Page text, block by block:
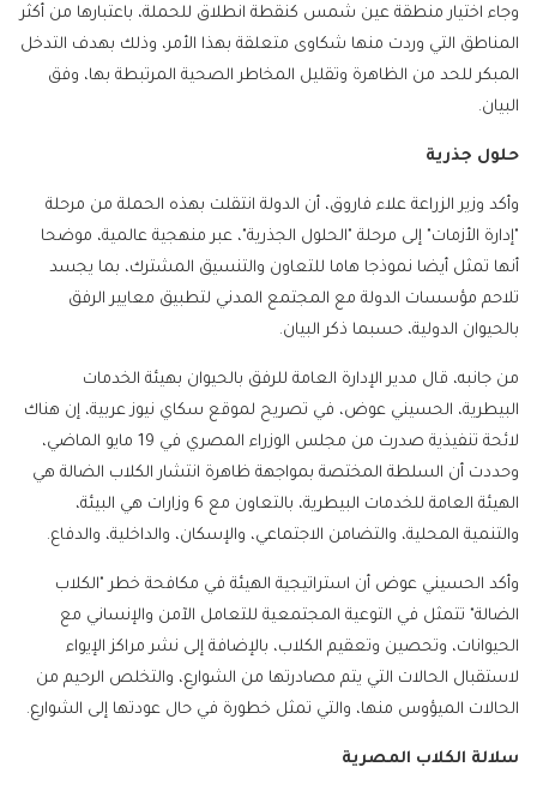
وجاء اختيار منطقة عين شمس كنقطة انطلاق للحملة، باعتبارها من أكثر
المناطق التي وردت منها شكاوى متعلقة بهذا الأمر، وذلك بهدف التدخل
المبكر للحد من الظاهرة وتقليل المخاطر الصحية المرتبطة بها، وفق
البيان.
حلول جذرية
وأكد وزير الزراعة علاء فاروق، أن الدولة انتقلت بهذه الحملة من مرحلة
"إدارة الأزمات" إلى مرحلة "الحلول الجذرية"، عبر منهجية عالمية، موضحا
أنها تمثل أيضا نموذجا هاما للتعاون والتنسيق المشترك، بما يجسد
تلاحم مؤسسات الدولة مع المجتمع المدني لتطبيق معايير الرفق
بالحيوان الدولية، حسبما ذكر البيان.
من جانبه، قال مدير الإدارة العامة للرفق بالحيوان بهيئة الخدمات
البيطرية، الحسيني عوض، في تصريح لموقع سكاي نيوز عربية، إن هناك
لائحة تنفيذية صدرت من مجلس الوزراء المصري في 19 مايو الماضي،
وحددت أن السلطة المختصة بمواجهة ظاهرة انتشار الكلاب الضالة هي
الهيئة العامة للخدمات البيطرية، بالتعاون مع 6 وزارات هي البيئة،
والتنمية المحلية، والتضامن الاجتماعي، والإسكان، والداخلية، والدفاع.
وأكد الحسيني عوض أن استراتيجية الهيئة في مكافحة خطر "الكلاب
الضالة" تتمثل في التوعية المجتمعية للتعامل الآمن والإنساني مع
الحيوانات، وتحصين وتعقيم الكلاب، بالإضافة إلى نشر مراكز الإيواء
لاستقبال الحالات التي يتم مصادرتها من الشوارع، والتخلص الرحيم من
الحالات الميؤوس منها، والتي تمثل خطورة في حال عودتها إلى الشوارع.
سلالة الكلاب المصرية